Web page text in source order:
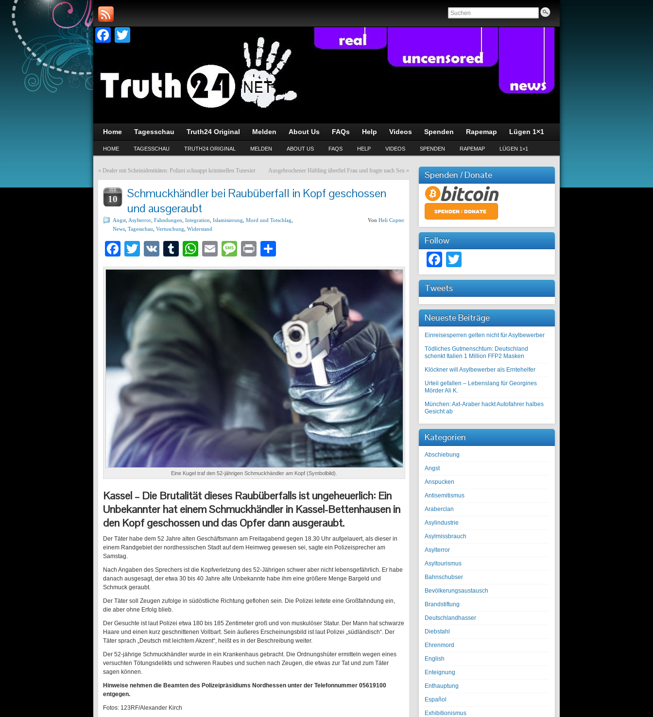
Facebook
Home Tagesschau Truth24 Original Melden About Us FAQs Help Videos Spenden Rapemap Lügen 1×1
HOME TAGESSCHAU TRUTH24 ORIGINAL MELDEN ABOUT US FAQS HELP VIDEOS SPENDEN RAPEMAP LÜGEN 1×1
« Dealer mit Scheinidentitäten: Polizei schnappt kriminellen Tunesier Ausgebrochener Häftling überfiel Frau und fragte nach Sex »
FEB
10
Schmuckhändler bei Raubüberfall in Kopf geschossen
und ausgeraubt
Angst Asylterror Fahndungen Integration Islamisierung Mord und Totschlag
News Tagesschau Vertuschung Widerstand
Von Heli Copter
Facebook
Twitter
VK Tumblr
WhatsApp
EmailMessage
Print
Eine Kugel traf den 52-jährigen Schmuckhändler am Kopf (Symbolbild).
Kassel – Die Brutalität dieses Raubüberfalls ist ungeheuerlich: Ein
Unbekannter hat einem Schmuckhändler in Kassel-Bettenhausen in
den Kopf geschossen und das Opfer dann ausgeraubt.
Der Täter habe dem 52 Jahre alten Geschäftsmann am Freitagabend gegen 18.30 Uhr aufgelauert, als dieser in
einem Randgebiet der nordhessischen Stadt auf dem Heimweg gewesen sei, sagte ein Polizeisprecher am
Samstag.
Nach Angaben des Sprechers ist die Kopfverletzung des 52-Jährigen schwer aber nicht lebensgefährlich. Er habe
danach ausgesagt, der etwa 30 bis 40 Jahre alte Unbekannte habe ihm eine größere Menge Bargeld und
Schmuck geraubt.
Der Täter soll Zeugen zufolge in südöstliche Richtung geflohen sein. Die Polizei leitete eine Großfahndung ein,
die aber ohne Erfolg blieb.
Der Gesuchte ist laut Polizei etwa 180 bis 185 Zentimeter groß und von muskulöser Statur. Der Mann hat schwarze
Haare und einen kurz geschnittenen Vollbart. Sein äußeres Erscheinungsbild ist laut Polizei „südländisch“. Der
Täter sprach „Deutsch mit leichtem Akzent“, heißt es in der Beschreibung weiter.
Der 52-jährige Schmuckhändler wurde in ein Krankenhaus gebracht. Die Ordnungshüter ermitteln wegen eines
versuchten Tötungsdelikts und schweren Raubes und suchen nach Zeugen, die etwas zur Tat und zum Täter
sagen können.
Hinweise nehmen die Beamten des Polizeipräsidiums Nordhessen unter der Telefonnummer 05619100
entgegen.
Fotos: 123RF/Alexander Kirch
Spenden / Donate
Follow
Facebook
Tweets
Neueste Beiträge
Einreisesperren gelten nicht für Asylbewerber
Tödliches Gutmenschtum: Deutschland
schenkt Italien 1 Million FFP2 Masken
Klöckner will Asylbewerber als Erntehelfer
Urteil gefallen – Lebenslang für Georgines
Mörder Ali K.
München: Axt-Araber hackt Autofahrer halbes
Gesicht ab
Kategorien
Abschiebung
Angst
Anspucken
Antisemitismus
Araberclan
Asylindustrie
Asylmissbrauch
Asylterror
Asyltourismus
Bahnschubser
Bevölkerungsaustausch
Brandstiftung
Deutschlandhasser
Diebstahl
Ehrenmord
English
Enteignung
Enthauptung
Español
Exhibitionismus